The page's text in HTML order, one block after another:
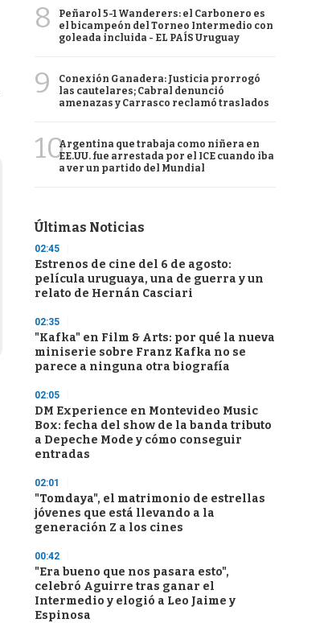
8
Peñarol 5-1 Wanderers: el Carbonero es
el bicampeón del Torneo Intermedio con
goleada incluida - EL PAÍS Uruguay
9
Conexión Ganadera: Justicia prorrogó
las cautelares; Cabral denunció
amenazas y Carrasco reclamó traslados
10Argentina que trabaja como niñera en
EE.UU. fue arrestada por el ICE cuando iba
a ver un partido del Mundial
Últimas Noticias
02:45
Estrenos de cine del 6 de agosto:
película uruguaya, una de guerra y un
relato de Hernán Casciari
02:35
"Kafka" en Film & Arts: por qué la nueva
miniserie sobre Franz Kafka no se
parece a ninguna otra biografía
02:05
DM Experience en Montevideo Music
Box: fecha del show de la banda tributo
a Depeche Mode y cómo conseguir
entradas
02:01
"Tomdaya", el matrimonio de estrellas
jóvenes que está llevando a la
generación Z a los cines
00:42
"Era bueno que nos pasara esto",
celebró Aguirre tras ganar el
Intermedio y elogió a Leo Jaime y
Espinosa